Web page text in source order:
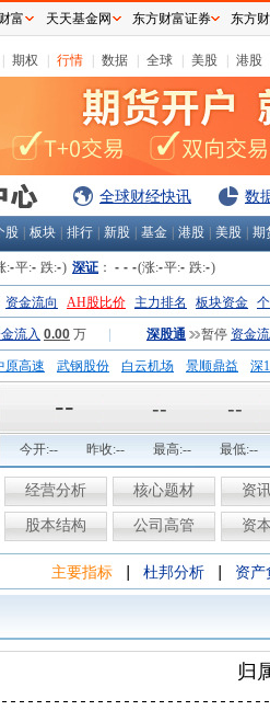
期权 行情 数据 全球 美股 港股
全球财经快讯 数
股 板块 排行 新股 基金 港股 美股 期
:-平:- 跌:-) 深证 ： - - -(涨:-平:- 跌:-)
资金流向 AH股比价 主力排名 板块资金
流入 0.00 万 深股通 暂停 资金
原高速 武钢股份 白云机场 景顺鼎益
深
-- -- --
今开:-- 昨收:-- 最高:-- 最低:--
经营分析 核心题材 资
股本结构 公司高管 资
主要指标 杜邦分析 资产
富 天天基金网 东方财富证券 东方